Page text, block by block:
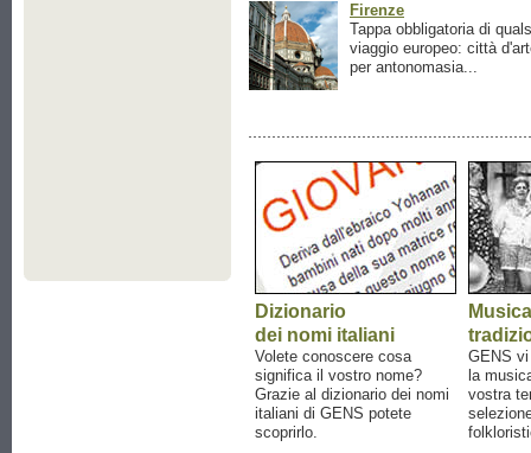
Firenze
Tappa obbligatoria di
viaggio europeo: città
per antonomasia...
Dizionario
dei nomi italiani
Volete conoscere cosa
significa il vostro nome?
Grazie al dizionario dei nomi
italiani di GENS potete
scoprirlo.
Musica
GENS
la
vostra